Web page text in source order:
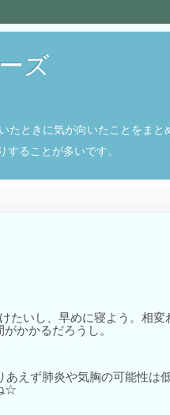
ズ
たときに気が向いたことをまと
することが多いです。
たいし、早めに寝よう。相変
かかるだろうし。
あえず肺炎や気胸の可能性は
☆